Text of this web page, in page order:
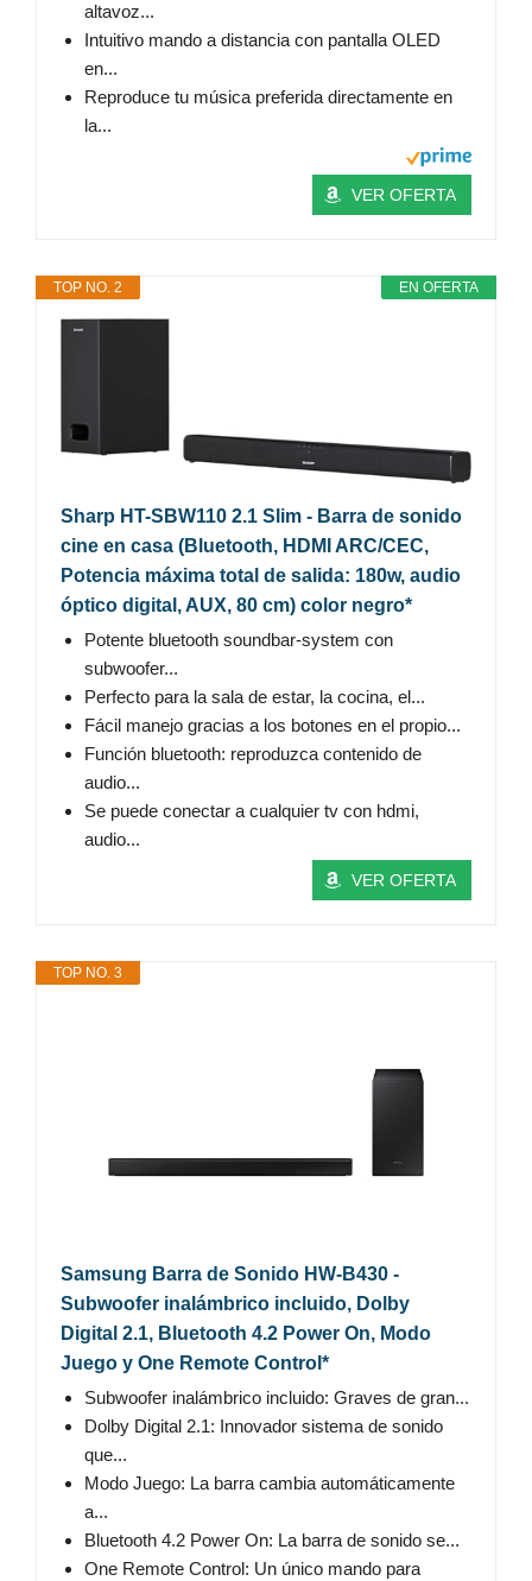
altavoz...
Intuitivo mando a distancia con pantalla OLED
en...
Reproduce tu música preferida directamente en
la...
VER OFERTA
EN OFERTA
TOP NO. 2
Sharp HT-SBW110 2.1 Slim - Barra de sonido
cine en casa (Bluetooth, HDMI ARC/CEC,
Potencia máxima total de salida: 180w, audio
óptico digital, AUX, 80 cm) color negro*
Potente bluetooth soundbar-system con
subwoofer...
Perfecto para la sala de estar, la cocina, el...
Fácil manejo gracias a los botones en el propio...
Función bluetooth: reproduzca contenido de
audio...
Se puede conectar a cualquier tv con hdmi,
audio...
VER OFERTA
TOP NO. 3
Samsung Barra de Sonido HW-B430 -
Subwoofer inalámbrico incluido, Dolby
Digital 2.1, Bluetooth 4.2 Power On, Modo
Juego y One Remote Control*
Subwoofer inalámbrico incluido: Graves de gran...
Dolby Digital 2.1: Innovador sistema de sonido
que...
Modo Juego: La barra cambia automáticamente
a...
Bluetooth 4.2 Power On: La barra de sonido se...
One Remote Control: Un único mando para